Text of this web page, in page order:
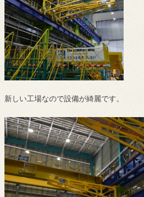
新しい工場なので設備が綺麗です。